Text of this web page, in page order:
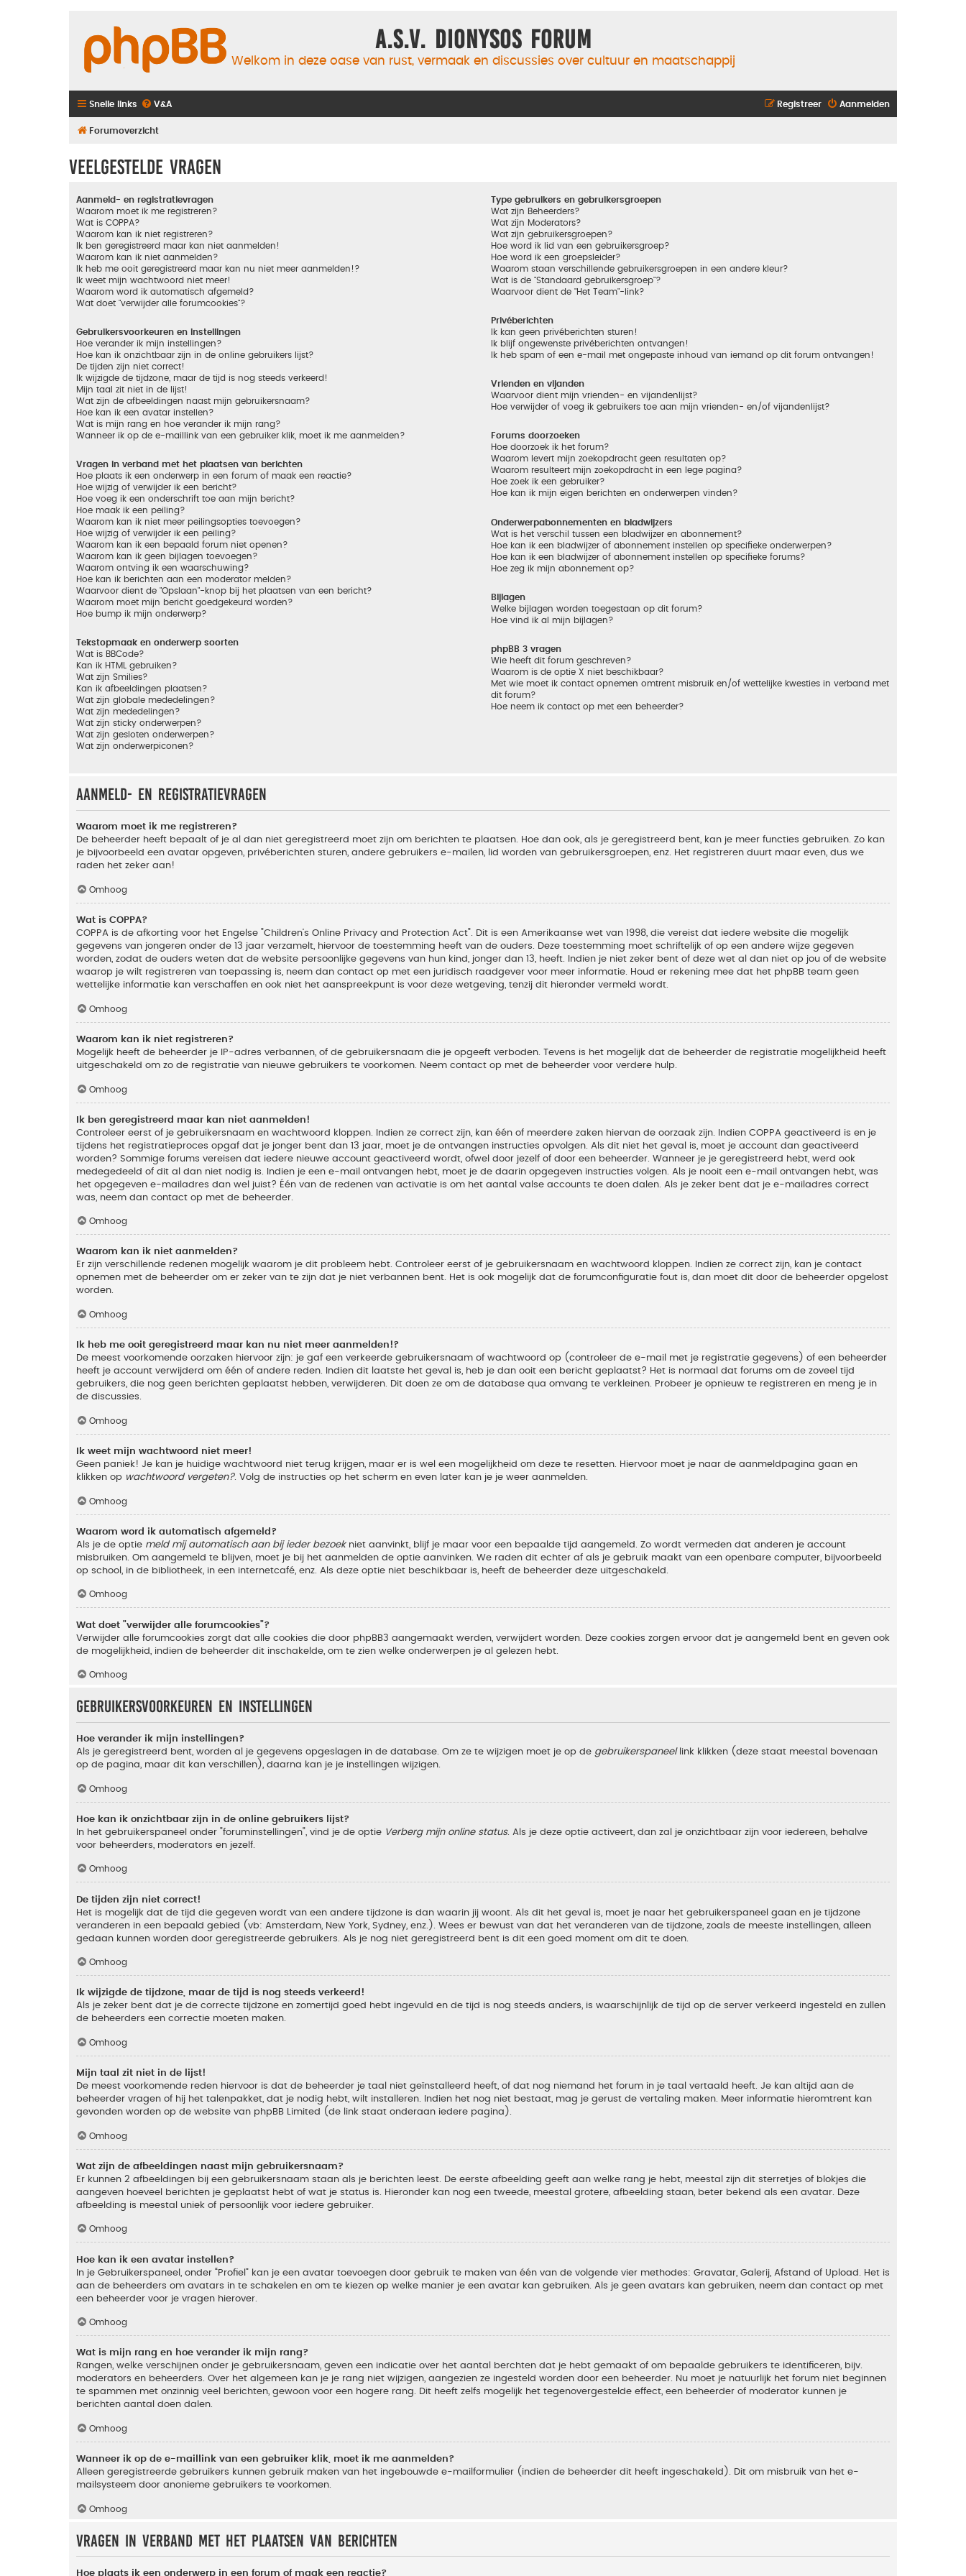
A.S.V. Dionysos Forum
Welkom in deze oase van rust, vermaak en discussies over cultuur en maatschappij
Snelle links V&A Aanmelden
Registreer
Forumoverzicht
Veelgestelde vragen
Aanmeld- en registratievragen
Waarom moet ik me registreren?
Wat is COPPA?
Waarom kan ik niet registreren?
Ik ben geregistreerd maar kan niet aanmelden!
Waarom kan ik niet aanmelden?
Ik heb me ooit geregistreerd maar kan nu niet meer aanmelden!?
Ik weet mijn wachtwoord niet meer!
Waarom word ik automatisch afgemeld?
Wat doet "verwijder alle forumcookies"?
Gebruikersvoorkeuren en instellingen
Hoe verander ik mijn instellingen?
Hoe kan ik onzichtbaar zijn in de online gebruikers lijst?
De tijden zijn niet correct!
Ik wijzigde de tijdzone, maar de tijd is nog steeds verkeerd!
Mijn taal zit niet in de lijst!
Wat zijn de afbeeldingen naast mijn gebruikersnaam?
Hoe kan ik een avatar instellen?
Wat is mijn rang en hoe verander ik mijn rang?
Wanneer ik op de e-maillink van een gebruiker klik, moet ik me aanmelden?
Vragen in verband met het plaatsen van berichten
Hoe plaats ik een onderwerp in een forum of maak een reactie?
Hoe wijzig of verwijder ik een bericht?
Hoe voeg ik een onderschrift toe aan mijn bericht?
Hoe maak ik een peiling?
Waarom kan ik niet meer peilingsopties toevoegen?
Hoe wijzig of verwijder ik een peiling?
Waarom kan ik een bepaald forum niet openen?
Waarom kan ik geen bijlagen toevoegen?
Waarom ontving ik een waarschuwing?
Hoe kan ik berichten aan een moderator melden?
Waarvoor dient de "Opslaan"-knop bij het plaatsen van een bericht?
Waarom moet mijn bericht goedgekeurd worden?
Hoe bump ik mijn onderwerp?
Tekstopmaak en onderwerp soorten
Wat is BBCode?
Kan ik HTML gebruiken?
Wat zijn Smilies?
Kan ik afbeeldingen plaatsen?
Wat zijn globale mededelingen?
Wat zijn mededelingen?
Wat zijn sticky onderwerpen?
Wat zijn gesloten onderwerpen?
Wat zijn onderwerpiconen?
Type gebruikers en gebruikersgroepen
Wat zijn Beheerders?
Wat zijn Moderators?
Wat zijn gebruikersgroepen?
Hoe word ik lid van een gebruikersgroep?
Hoe word ik een groepsleider?
Waarom staan verschillende gebruikersgroepen in een andere kleur?
Wat is de "Standaard gebruikersgroep"?
Waarvoor dient de "Het Team"-link?
Privéberichten
Ik kan geen privéberichten sturen!
Ik blijf ongewenste privéberichten ontvangen!
Ik heb spam of een e-mail met ongepaste inhoud van iemand op dit forum ontvangen!
Vrienden en vijanden
Waarvoor dient mijn vrienden- en vijandenlijst?
Hoe verwijder of voeg ik gebruikers toe aan mijn vrienden- en/of vijandenlijst?
Forums doorzoeken
Hoe doorzoek ik het forum?
Waarom levert mijn zoekopdracht geen resultaten op?
Waarom resulteert mijn zoekopdracht in een lege pagina?
Hoe zoek ik een gebruiker?
Hoe kan ik mijn eigen berichten en onderwerpen vinden?
Onderwerpabonnementen en bladwijzers
Wat is het verschil tussen een bladwijzer en abonnement?
Hoe kan ik een bladwijzer of abonnement instellen op specifieke onderwerpen?
Hoe kan ik een bladwijzer of abonnement instellen op specifieke forums?
Hoe zeg ik mijn abonnement op?
Bijlagen
Welke bijlagen worden toegestaan op dit forum?
Hoe vind ik al mijn bijlagen?
phpBB 3 vragen
Wie heeft dit forum geschreven?
Waarom is de optie X niet beschikbaar?
Met wie moet ik contact opnemen omtrent misbruik en/of wettelijke kwesties in verband met
dit forum?
Hoe neem ik contact op met een beheerder?
Aanmeld- en registratievragen
Waarom moet ik me registreren?
De beheerder heeft bepaalt of je al dan niet geregistreerd moet zijn om berichten te plaatsen. Hoe dan ook, als je geregistreerd bent, kan je meer functies gebruiken. Zo kan
je bijvoorbeeld een avatar opgeven, privéberichten sturen, andere gebruikers e-mailen, lid worden van gebruikersgroepen, enz. Het registreren duurt maar even, dus we
raden het zeker aan!
Omhoog
Wat is COPPA?
COPPA is de afkorting voor het Engelse "Children’s Online Privacy and Protection Act". Dit is een Amerikaanse wet van 1998, die vereist dat iedere website die mogelijk
gegevens van jongeren onder de 13 jaar verzamelt, hiervoor de toestemming heeft van de ouders. Deze toestemming moet schriftelijk of op een andere wijze gegeven
worden, zodat de ouders weten dat de website persoonlijke gegevens van hun kind, jonger dan 13, heeft. Indien je niet zeker bent of deze wet al dan niet op jou of de website
waarop je wilt registreren van toepassing is, neem dan contact op met een juridisch raadgever voor meer informatie. Houd er rekening mee dat het phpBB team geen
wettelijke informatie kan verschaffen en ook niet het aanspreekpunt is voor deze wetgeving, tenzij dit hieronder vermeld wordt.
Omhoog
Waarom kan ik niet registreren?
Mogelijk heeft de beheerder je IP-adres verbannen, of de gebruikersnaam die je opgeeft verboden. Tevens is het mogelijk dat de beheerder de registratie mogelijkheid heeft
uitgeschakeld om zo de registratie van nieuwe gebruikers te voorkomen. Neem contact op met de beheerder voor verdere hulp.
Omhoog
Ik ben geregistreerd maar kan niet aanmelden!
Controleer eerst of je gebruikersnaam en wachtwoord kloppen. Indien ze correct zijn, kan één of meerdere zaken hiervan de oorzaak zijn. Indien COPPA geactiveerd is en je
tijdens het registratieproces opgaf dat je jonger bent dan 13 jaar, moet je de ontvangen instructies opvolgen. Als dit niet het geval is, moet je account dan geactiveerd
worden? Sommige forums vereisen dat iedere nieuwe account geactiveerd wordt, ofwel door jezelf of door een beheerder. Wanneer je je geregistreerd hebt, werd ook
medegedeeld of dit al dan niet nodig is. Indien je een e-mail ontvangen hebt, moet je de daarin opgegeven instructies volgen. Als je nooit een e-mail ontvangen hebt, was
het opgegeven e-mailadres dan wel juist? Één van de redenen van activatie is om het aantal valse accounts te doen dalen. Als je zeker bent dat je e-mailadres correct
was, neem dan contact op met de beheerder.
Omhoog
Waarom kan ik niet aanmelden?
Er zijn verschillende redenen mogelijk waarom je dit probleem hebt. Controleer eerst of je gebruikersnaam en wachtwoord kloppen. Indien ze correct zijn, kan je contact
opnemen met de beheerder om er zeker van te zijn dat je niet verbannen bent. Het is ook mogelijk dat de forumconfiguratie fout is, dan moet dit door de beheerder opgelost
worden.
Omhoog
Ik heb me ooit geregistreerd maar kan nu niet meer aanmelden!?
De meest voorkomende oorzaken hiervoor zijn: je gaf een verkeerde gebruikersnaam of wachtwoord op (controleer de e-mail met je registratie gegevens) of een beheerder
heeft je account verwijderd om één of andere reden. Indien dit laatste het geval is, heb je dan ooit een bericht geplaatst? Het is normaal dat forums om de zoveel tijd
gebruikers, die nog geen berichten geplaatst hebben, verwijderen. Dit doen ze om de database qua omvang te verkleinen. Probeer je opnieuw te registreren en meng je in
de discussies.
Omhoog
Ik weet mijn wachtwoord niet meer!
Geen paniek! Je kan je huidige wachtwoord niet terug krijgen, maar er is wel een mogelijkheid om deze te resetten. Hiervoor moet je naar de aanmeldpagina gaan en
klikken op wachtwoord vergeten?. Volg de instructies op het scherm en even later kan je je weer aanmelden.
Omhoog
Waarom word ik automatisch afgemeld?
Als je de optie meld mij automatisch aan bij ieder bezoekniet aanvinkt, blijf je maar voor een bepaalde tijd aangemeld. Zo wordt vermeden dat anderen je account
misbruiken. Om aangemeld te blijven, moet je bij het aanmelden de optie aanvinken. We raden dit echter af als je gebruik maakt van een openbare computer, bijvoorbeeld
op school, in de bibliotheek, in een internetcafé, enz. Als deze optie niet beschikbaar is, heeft de beheerder deze uitgeschakeld.
Omhoog
Wat doet "verwijder alle forumcookies"?
Verwijder alle forumcookies zorgt dat alle cookies die door phpBB3 aangemaakt werden, verwijdert worden. Deze cookies zorgen ervoor dat je aangemeld bent en geven ook
de mogelijkheid, indien de beheerder dit inschakelde, om te zien welke onderwerpen je al gelezen hebt.
Omhoog
Gebruikersvoorkeuren en instellingen
Hoe verander ik mijn instellingen?
Als je geregistreerd bent, worden al je gegevens opgeslagen in de database. Om ze te wijzigen moet je op de gebruikerspaneellink klikken (deze staat meestal bovenaan
op de pagina, maar dit kan verschillen), daarna kan je je instellingen wijzigen.
Omhoog
Hoe kan ik onzichtbaar zijn in de online gebruikers lijst?
In het gebruikerspaneel onder "foruminstellingen", vind je de optie Verberg mijn online status. Als je deze optie activeert, dan zal je onzichtbaar zijn voor iedereen, behalve
voor beheerders, moderators en jezelf.
Omhoog
De tijden zijn niet correct!
Het is mogelijk dat de tijd die gegeven wordt van een andere tijdzone is dan waarin jij woont. Als dit het geval is, moet je naar het gebruikerspaneel gaan en je tijdzone
veranderen in een bepaald gebied (vb: Amsterdam, New York, Sydney, enz.). Wees er bewust van dat het veranderen van de tijdzone, zoals de meeste instellingen, alleen
gedaan kunnen worden door geregistreerde gebruikers. Als je nog niet geregistreerd bent is dit een goed moment om dit te doen.
Omhoog
Ik wijzigde de tijdzone, maar de tijd is nog steeds verkeerd!
Als je zeker bent dat je de correcte tijdzone en zomertijd goed hebt ingevuld en de tijd is nog steeds anders, is waarschijnlijk de tijd op de server verkeerd ingesteld en zullen
de beheerders een correctie moeten maken.
Omhoog
Mijn taal zit niet in de lijst!
De meest voorkomende reden hiervoor is dat de beheerder je taal niet geïnstalleerd heeft, of dat nog niemand het forum in je taal vertaald heeft. Je kan altijd aan de
beheerder vragen of hij het talenpakket, dat je nodig hebt, wilt installeren. Indien het nog niet bestaat, mag je gerust de vertaling maken. Meer informatie hieromtrent kan
gevonden worden op de website van phpBB Limited (de link staat onderaan iedere pagina).
Omhoog
Wat zijn de afbeeldingen naast mijn gebruikersnaam?
Er kunnen 2 afbeeldingen bij een gebruikersnaam staan als je berichten leest. De eerste afbeelding geeft aan welke rang je hebt, meestal zijn dit sterretjes of blokjes die
aangeven hoeveel berichten je geplaatst hebt of wat je status is. Hieronder kan nog een tweede, meestal grotere, afbeelding staan, beter bekend als een avatar. Deze
afbeelding is meestal uniek of persoonlijk voor iedere gebruiker.
Omhoog
Hoe kan ik een avatar instellen?
In je Gebruikerspaneel, onder “Profiel” kan je een avatar toevoegen door gebruik te maken van één van de volgende vier methodes: Gravatar, Galerij, Afstand of Upload. Het is
aan de beheerders om avatars in te schakelen en om te kiezen op welke manier je een avatar kan gebruiken. Als je geen avatars kan gebruiken, neem dan contact op met
een beheerder voor je vragen hierover.
Omhoog
Wat is mijn rang en hoe verander ik mijn rang?
Rangen, welke verschijnen onder je gebruikersnaam, geven een indicatie over het aantal berchten dat je hebt gemaakt of om bepaalde gebruikers te identificeren, bijv.
moderators en beheerders. Over het algemeen kan je je rang niet wijzigen, aangezien ze ingesteld worden door een beheerder. Nu moet je natuurlijk het forum niet beginnen
te spammen met onzinnig veel berichten, gewoon voor een hogere rang. Dit heeft zelfs mogelijk het tegenovergestelde effect, een beheerder of moderator kunnen je
berichten aantal doen dalen.
Omhoog
Wanneer ik op de e-maillink van een gebruiker klik, moet ik me aanmelden?
Alleen geregistreerde gebruikers kunnen gebruik maken van het ingebouwde e-mailformulier (indien de beheerder dit heeft ingeschakeld). Dit om misbruik van het e-
mailsysteem door anonieme gebruikers te voorkomen.
Omhoog
Vragen in verband met het plaatsen van berichten
Hoe plaats ik een onderwerp in een forum of maak een reactie?